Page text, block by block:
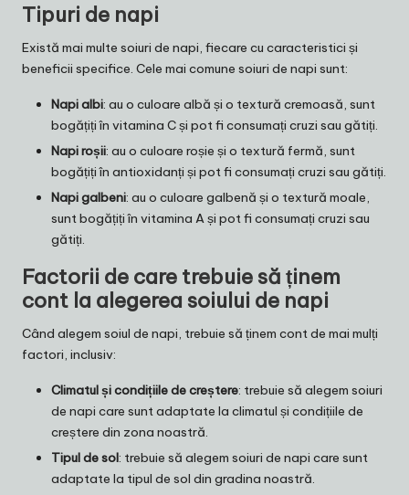
Tipuri de napi
Există mai multe soiuri de napi, fiecare cu caracteristici și
beneficii specifice. Cele mai comune soiuri de napi sunt:
Napi albi: au o culoare albă și o textură cremoasă, sunt
bogățiți în vitamina C și pot fi consumați cruzi sau gătiți.
Napi roșii: au o culoare roșie și o textură fermă, sunt
bogățiți în antioxidanți și pot fi consumați cruzi sau gătiți.
Napi galbeni: au o culoare galbenă și o textură moale,
sunt bogățiți în vitamina A și pot fi consumați cruzi sau
gătiți.
Factorii de care trebuie să ținem
cont la alegerea soiului de napi
Când alegem soiul de napi, trebuie să ținem cont de mai mulți
factori, inclusiv:
Climatul și condițiile de creștere: trebuie să alegem soiuri
de napi care sunt adaptate la climatul și condițiile de
creștere din zona noastră.
Tipul de sol: trebuie să alegem soiuri de napi care sunt
adaptate la tipul de sol din gradina noastră.